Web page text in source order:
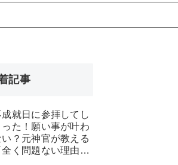
記事
成就日に参拝してし
った！願い事が叶わ
い？元神官が教える
全く問題ない理由」